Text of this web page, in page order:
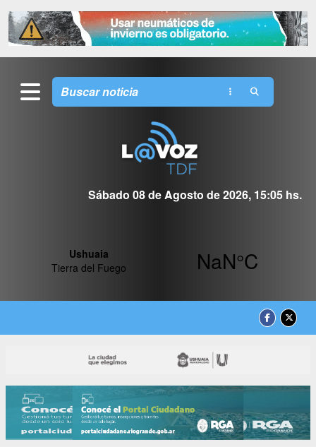
Sábado 08 de Agosto de 2026, 15:05 hs.